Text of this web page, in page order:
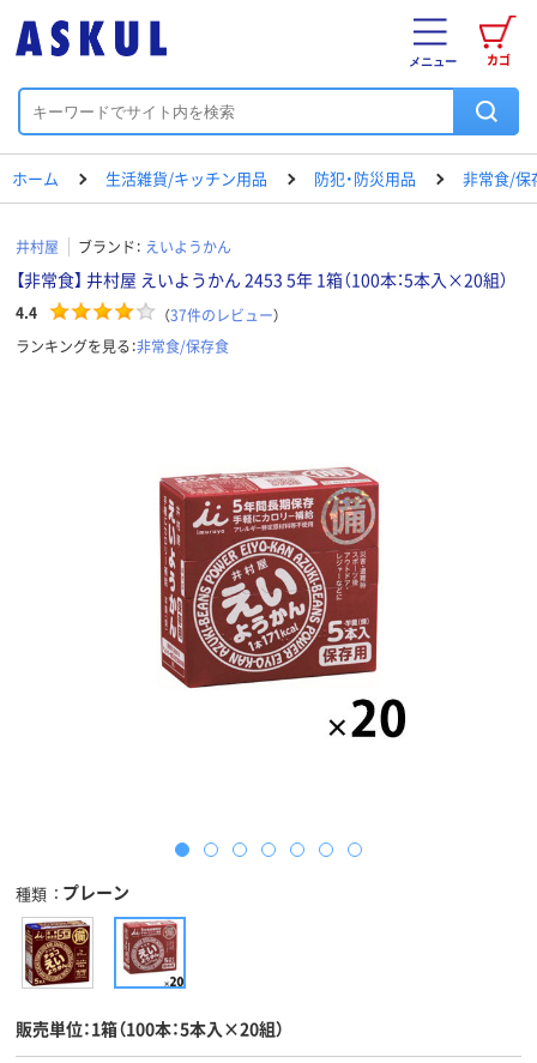
カゴ
メニュー
ホーム 生活雑貨/キッチン用品 防犯・防災用品 非常食/保
井村屋 ブランド： えいようかん
【非常食】 井村屋 えいようかん 2453 5年 1箱（100本：5本入×20組）
4.4 （37件のレビュー）
ランキングを見る：非常食/保存食
種類 プレーン
販売単位：1箱（100本：5本入×20組）